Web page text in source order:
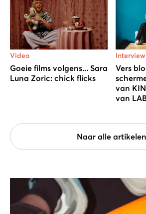
Video
Goeie films volgens... Sara
Luna Zoric: chick flicks
Interview
Vers
van
van
Naar alle artikelen